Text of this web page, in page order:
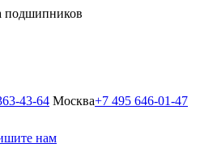
подшипников
43-64 Москва+7 495 646-01-47
нам